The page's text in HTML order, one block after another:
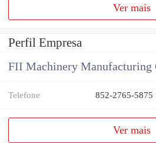
Ver mais
Perfil Empresa
FII Machinery Manufacturing
Telefone 852-2765-5875
Ver mais